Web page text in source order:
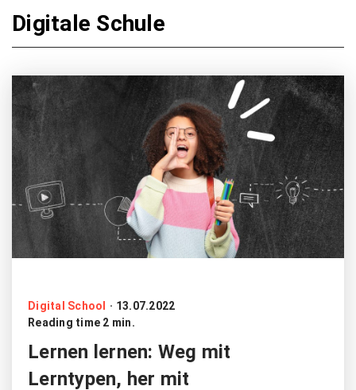
Digitale Schule
Digital School · 13.07.2022
Reading time 2 min.
Lernen lernen: Weg mit
Lerntypen, her mit